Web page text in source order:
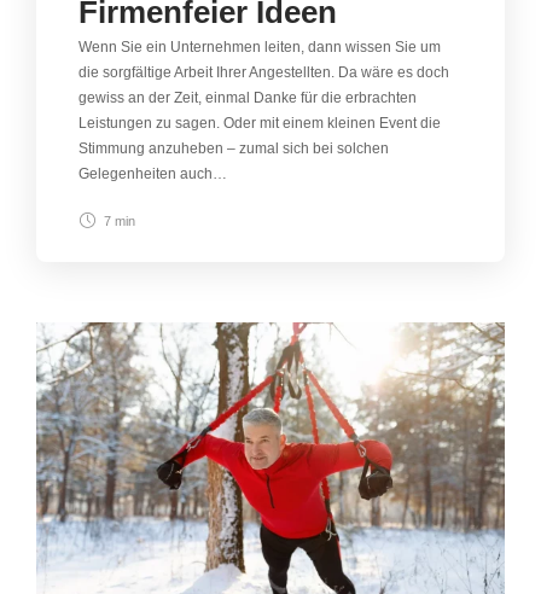
Firmenfeier Ideen
Wenn Sie ein Unternehmen leiten, dann wissen Sie um
die sorgfältige Arbeit Ihrer Angestellten. Da wäre es doch
gewiss an der Zeit, einmal Danke für die erbrachten
Leistungen zu sagen. Oder mit einem kleinen Event die
Stimmung anzuheben – zumal sich bei solchen
Gelegenheiten auch…
7 min